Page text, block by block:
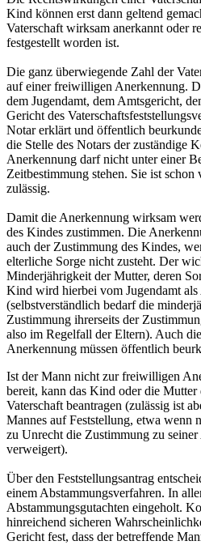
Kind können erst dann geltend
Vaterschaft wirksam anerkannt oder
festgestellt worden ist.
Die ganz überwiegende Zahl der
auf einer freiwilligen Anerkennung.
dem Jugendamt, dem Amtsgericht,
Gericht des
Notar erklärt und öffentlich
die Stelle des Notars der zuständige
Anerkennung darf nicht unter einer
Zeitbestimmung stehen. Sie ist
zulässig.
Damit die Anerkennung wirksam
des Kindes zustimmen. Die
auch der Zustimmung des Kindes,
elterliche Sorge nicht zusteht. Der
Minderjährigkeit der Mutter, deren
Kind wird hierbei vom Jugendamt
(selbstverständlich bedarf die
Zustimmung ihrerseits der
also im Regelfall der Eltern). Auch
Anerkennung müssen öffentlich
Ist der Mann nicht zur freiwilligen
bereit, kann das Kind oder die Mutter
Vaterschaft beantragen (zulässig ist
Mannes auf Feststellung, etwa wenn
zu Unrecht die Zustimmung zu
verweigert).
Über den Feststellungsantrag
einem Abstammungsverfahren. In
Abstammungsgutachten eingeholt.
hinreichend sicheren
Gericht fest, dass der betreffende